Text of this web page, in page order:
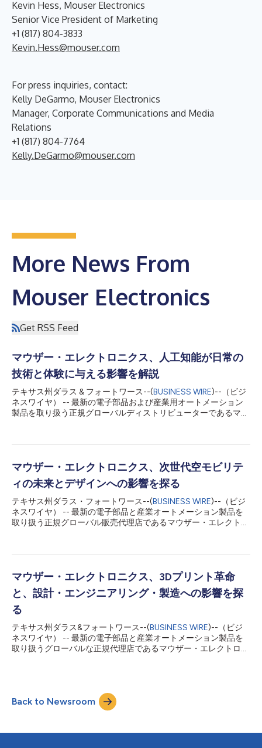
Kevin Hess, Mouser Electronics
Senior Vice President of Marketing
+1 (817) 804-3833
Kevin.Hess@mouser.com
For press inquiries, contact:
Kelly DeGarmo, Mouser Electronics
Manager, Corporate Communications and Media
Relations
+1 (817) 804-7764
Kelly.DeGarmo@mouser.com
More News From
Mouser Electronics
Get RSS Feed
マウザー・エレクトロニクス、人工知能が日常の
技術と体験に与える影響を解説
テキサス州ダラス & フォートワース--(BUSINESS WIRE)--（ビジ
ネスワイヤ） -- 最新の電子部品および産業用オートメーション
製品を取り扱う正規グローバルディストリビューターであるマウ
「Engineering AI for Daily Life」を発表しました。本回では、支
ングするヘルスケア用ウェアラブルに至るまで、人工知能（AI）
が日常的な製品やサービスにどのように組み込まれているかを考
察しています。AIの機能がコンシューマー向けおよびコネクテッ
ドデバイス全体で拡大する中、エンジニアはこれらの技術を現実
の用途においてより有用で直感的、かつ信頼性の高いものにする
ためのシステム設計を進めています。 マウザー・エレクトロニ
クスのジェフ・ニューウェル社長は次のように述べています。
マウザー・エレクトロニクス、次世代空モビリテ
ィの未来とデザインへの影響を探る
テキサス州ダラス・フォートワース--(BUSINESS WIRE)--（ビジ
ネスワイヤ） -- 最新の電子部品と産業オートメーション製品を
取り扱う正規グローバル販売代理店であるマウザー・エレクトロ
ソード「空へ飛び立つ都市交通（Urban Transport Takes
ィ（AAM）という新たな分野を取り上げ、電動垂直離着陸機
（eVTOL）を支える技術、都市導入に向けたインフラ整備の課
題、そして都市交通の未来を支える水素燃料電池ソリューション
について詳しく解説しています。 都市型航空モビリティ
（UAM）が未来的な概念からスケーラブルな現実へ移行するため
の道筋は、形状、動力、そしてエネルギー貯蔵に関する障壁によ
って制約されています。エンジニアたちはこの課題に対し、モジ
ュラーデザインアプローチを採用することで対応しており、これ
マウザー・エレクトロニクス、3Dプリント革命
と、設計・エンジニアリング・製造への影響を探
る
テキサス州ダラス&フォートワース--(BUSINESS WIRE)--（ビジ
ネスワイヤ） -- 最新の電子部品と産業オートメーション製品を
取り扱うグローバルな正規代理店であるマウザー・エレクトロニ
ティブ・マニュファクチャリング）としても知られる3Dプリン
トの基本原理が、新素材、人工知能（AI）、生産サイクルの加
速、比類なき設計精度を通して、いかに設計・エンジニアリン
は、従来の削り出し加工では実現が難しい複雑な形状や精巧な内
Back to Newsroom